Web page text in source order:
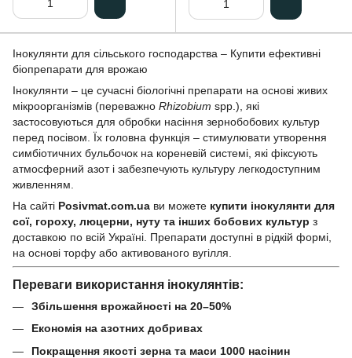
Інокулянти для сільського господарства – Купити ефективні
біопрепарати для врожаю
Інокулянти – це сучасні біологічні препарати на основі живих
мікроорганізмів (переважно Rhizobium spp.), які
застосовуються для обробки насіння зернобобових культур
перед посівом. Їх головна функція – стимулювати утворення
симбіотичних бульбочок на кореневій системі, які фіксують
атмосферний азот і забезпечують культуру легкодоступним
живленням.
На сайті Posivmat.com.ua ви можете купити інокулянти для
сої, гороху, люцерни, нуту та інших бобових культур з
доставкою по всій Україні. Препарати доступні в рідкій формі,
на основі торфу або активованого вугілля.
Переваги використання інокулянтів:
Збільшення врожайності на 20–50%
Економія на азотних добривах
Покращення якості зерна та маси 1000 насінин